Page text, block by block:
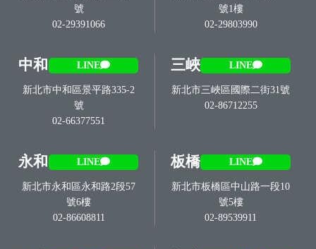
號
02-29391066
號1樓
02-29803990
中和 LINE
新北市中和區景平路335-2
號
02-66377551
三峽 LINE
新北市三峽區國際二街31號
02-86712255
永和 LINE
新北市永和區永和路2段57
號6樓
02-86608811
板橋 LINE
新北市板橋區中山路一段10
號5樓
02-89539911